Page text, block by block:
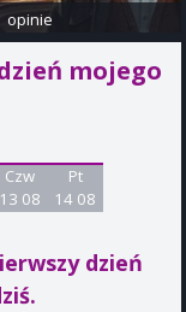
opinie
mojego
Czw
13 08
Pt
14 08
dzień